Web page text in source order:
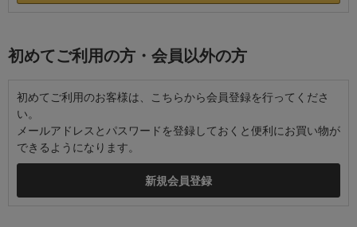
初めてご利用の方・会員以外の方
初めてご利用のお客様は、こちらから会員登録を行ってくださ
い。
メールアドレスとパスワードを登録しておくと便利にお買い物が
できるようになります。